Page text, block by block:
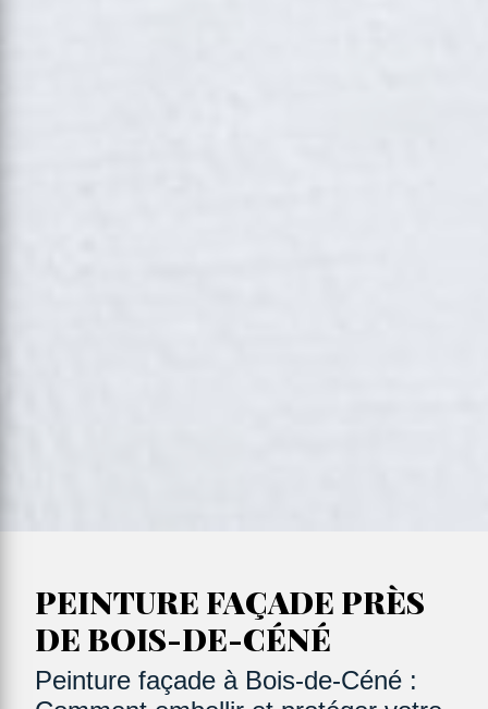
PEINTURE FAÇADE PRÈS
DE BOIS-DE-CÉNÉ
Peinture façade à Bois-de-Céné :